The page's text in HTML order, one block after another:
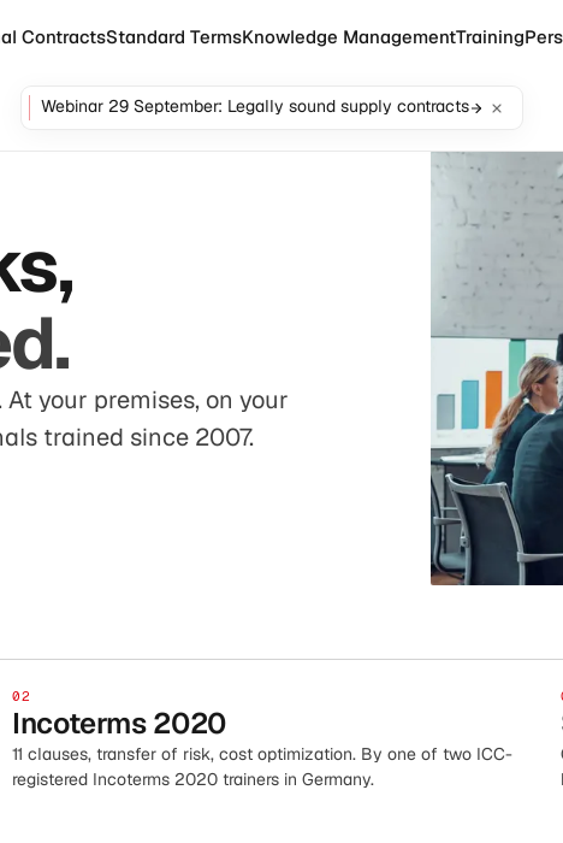
ContractsStandard TermsKnowledge ManagementTraining
Webinar 29 September: Legally sound supply contracts
your premises, on your
trained since 2007.
02
Incoterms 2020
11 clauses, transfer of risk, cost optimization. By one of two ICC-
registered Incoterms 2020 trainers in Germany.